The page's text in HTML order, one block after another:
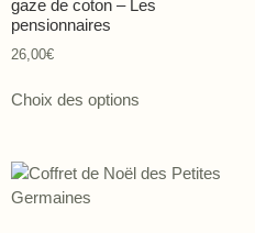
gaze de coton – Les
pensionnaires
26,00€
Choix des options